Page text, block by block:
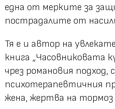
една от мерките за
пострадалите от
Тя е и автор на
книга „Часовниковата
чрез романовия подход,
психотерапевтичния
жена, жертва на тормоз